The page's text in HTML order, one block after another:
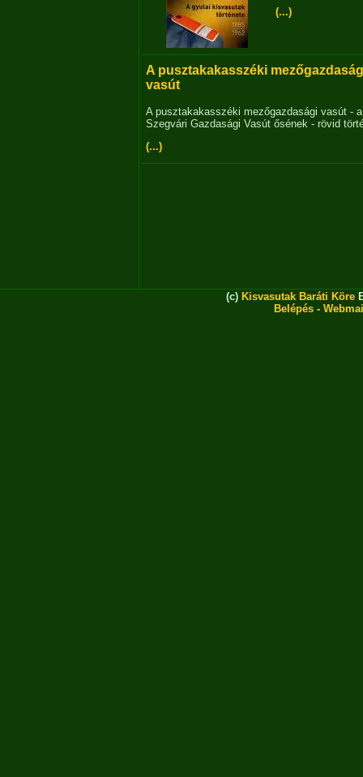
(...)
A pusztakakasszéki
vasút
A pusztakakasszéki mezőgazdasági vasút - a
Szegvári Gazdasági Vasút ősének - rövid
(...)
(c) Kisvasutak Baráti Köre
Belépés -